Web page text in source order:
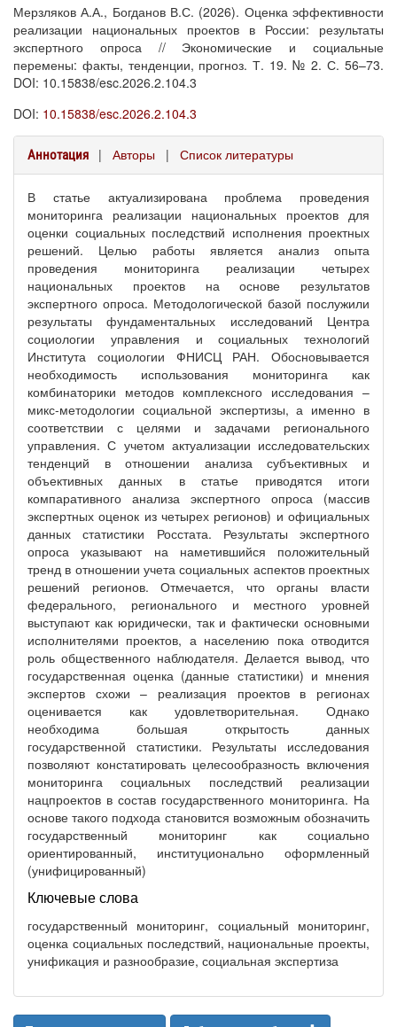
Мерзляков А.А., Богданов В.С. (2026). Оценка эффективности
реализации национальных проектов в России: результаты
экспертного опроса // Экономические и социальные
перемены: факты, тенденции, прогноз. Т. 19. № 2. С. 56–73.
DOI: 10.15838/esc.2026.2.104.3
DOI: 10.15838/esc.2026.2.104.3
Аннотация | Авторы | Список литературы
В статье актуализирована проблема проведения
мониторинга реализации национальных проектов для
оценки социальных последствий исполнения проектных
решений. Целью работы является анализ опыта
проведения мониторинга реализации четырех
национальных проектов на основе результатов
экспертного опроса. Методологической базой послужили
результаты фундаментальных исследований Центра
социологии управления и социальных технологий
Института социологии ФНИСЦ РАН. Обосновывается
необходимость использования мониторинга как
комбинаторики методов комплексного исследования –
микс-методологии социальной экспертизы, а именно в
соответствии с целями и задачами регионального
управления. С учетом актуализации исследовательских
тенденций в отношении анализа субъективных и
объективных данных в статье приводятся итоги
компаративного анализа экспертного опроса (массив
экспертных оценок из четырех регионов) и официальных
данных статистики Росстата. Результаты экспертного
опроса указывают на наметившийся положительный
тренд в отношении учета социальных аспектов проектных
решений регионов. Отмечается, что органы власти
федерального, регионального и местного уровней
выступают как юридически, так и фактически основными
исполнителями проектов, а населению пока отводится
роль общественного наблюдателя. Делается вывод, что
государственная оценка (данные статистики) и мнения
экспертов схожи – реализация проектов в регионах
оценивается как удовлетворительная. Однако
необходима большая открытость данных
государственной статистики. Результаты исследования
позволяют констатировать целесообразность включения
мониторинга социальных последствий реализации
нацпроектов в состав государственного мониторинга. На
основе такого подхода становится возможным обозначить
государственный мониторинг как социально
ориентированный, институционально оформленный
(унифицированный)
Ключевые слова
государственный мониторинг, социальный мониторинг,
оценка социальных последствий, национальные проекты,
унификация и разнообразие, социальная экспертиза